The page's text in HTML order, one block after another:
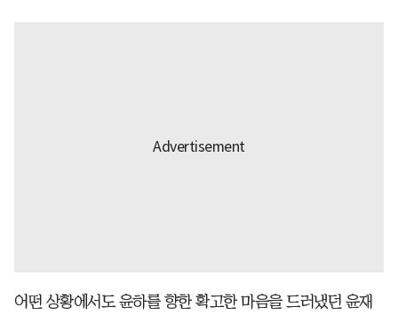
어떤 상황에서도 윤하를 향한 확고한 마음을 드러냈던 윤재